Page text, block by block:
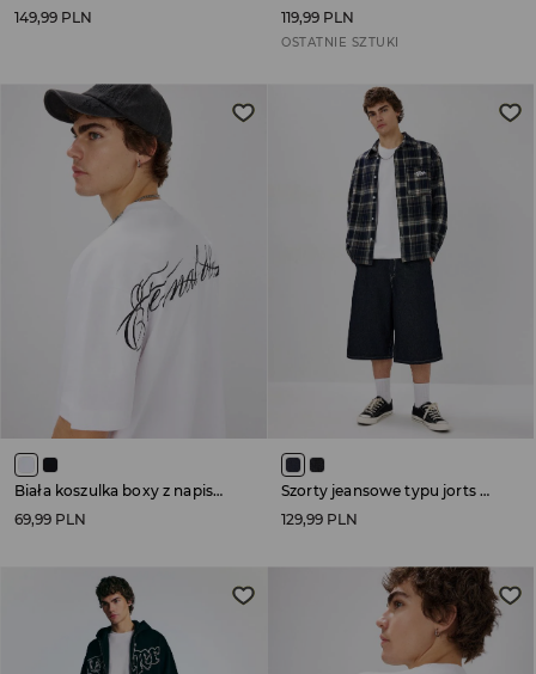
149,99 PLN
119,99 PLN
OSTATNIE SZTUKI
Biała koszulka boxy z napisem na plecach
69,99 PLN
Szorty jeansowe typu jorts granatowe
129,99 PLN